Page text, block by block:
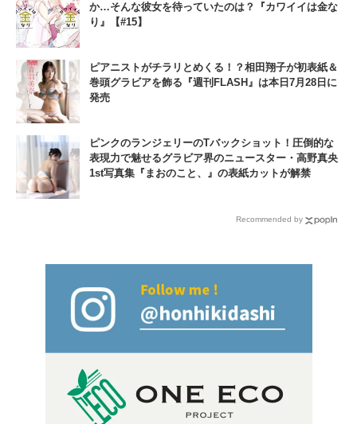
か…そんな彼女を待っていたのは？『カワイイは金な
り』【#15】
ピアニストがチラリとめくる！？相田翔子が初表紙＆
巻頭グラビアを飾る『週刊FLASH』は本日7月28日に
発売
ピンクのランジェリーのTバックショット！圧倒的な
表現力で魅せるグラビア界のニュースター・高野真央
1st写真集『まおのこと、』の表紙カットが解禁
Recommended by